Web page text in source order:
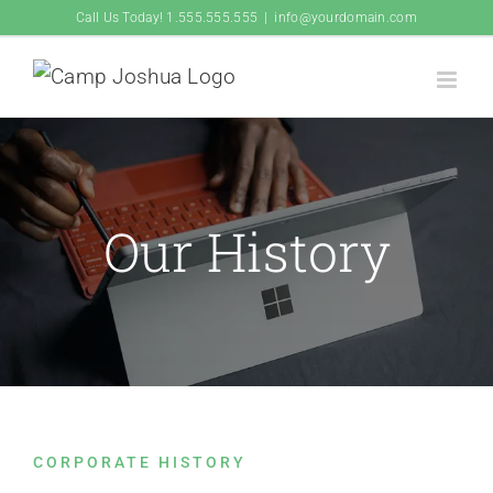
content
Call Us Today! 1.555.555.555 info@yourdomain.com
Our History
CORPORATE HISTORY